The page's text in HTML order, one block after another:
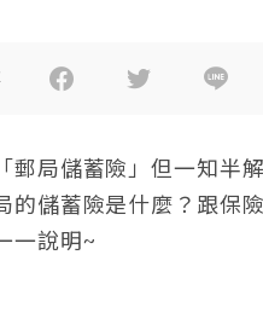
郵局儲蓄險」但一知半
的儲蓄險是什麼？跟保
一說明~